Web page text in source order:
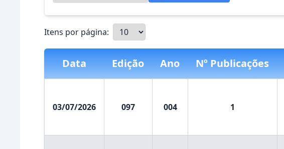
Itens por página:
Data Edição Ano Nº Publicações
03/07/2026 097 004 1